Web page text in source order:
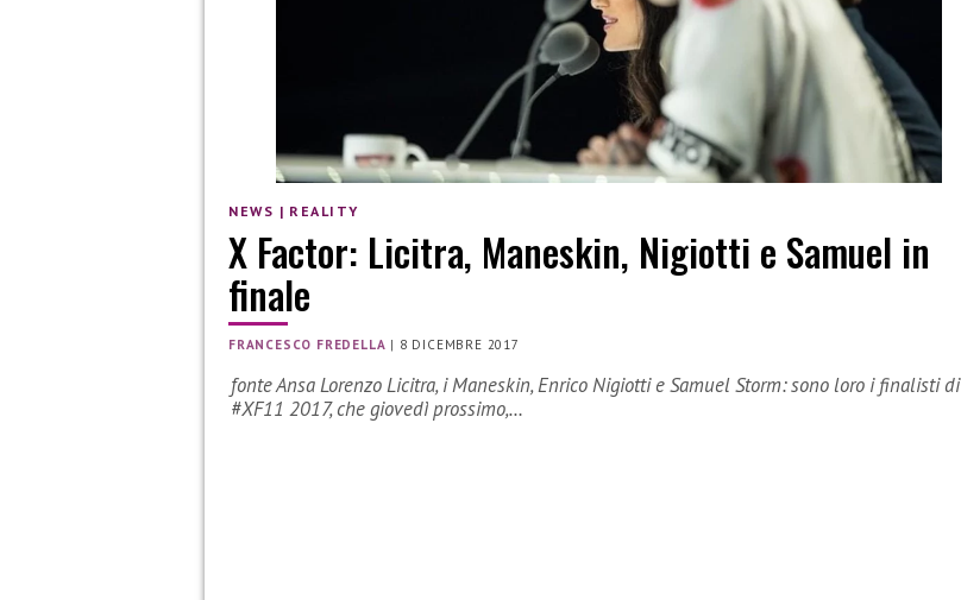
NEWS | REALITY
X Factor: Licitra, Maneskin, Nigiotti e Samuel in
finale
FRANCESCO FREDELLA | 8 DICEMBRE 2017
fonte Ansa Lorenzo Licitra, i Maneskin, Enrico Nigiotti e Samuel Storm: sono loro i finalisti di
#XF11 2017, che giovedì prossimo,…